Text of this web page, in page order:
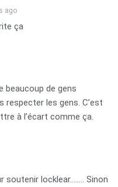
ago
ça
beaucoup de gens
respecter les gens. C’est
à l’écart comme ça.
soutenir locklear…….. Sinon